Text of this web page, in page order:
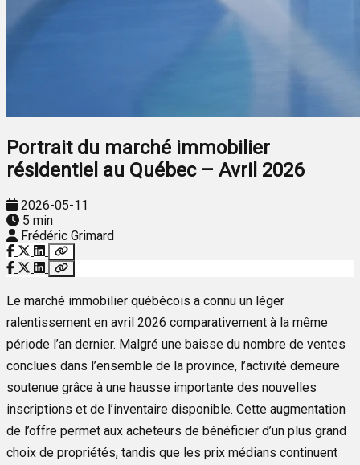
Portrait du marché immobilier
résidentiel au Québec – Avril 2026
2026-05-11
5 min
Frédéric Grimard
Le marché immobilier québécois a connu un léger
ralentissement en avril 2026 comparativement à la même
période l’an dernier. Malgré une baisse du nombre de ventes
conclues dans l’ensemble de la province, l’activité demeure
soutenue grâce à une hausse importante des nouvelles
inscriptions et de l’inventaire disponible. Cette augmentation
de l’offre permet aux acheteurs de bénéficier d’un plus grand
choix de propriétés, tandis que les prix médians continuent